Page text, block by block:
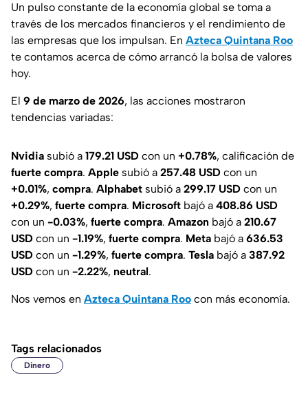
Un pulso constante de la economía global se toma a
través de los mercados financieros y el rendimiento de
las empresas que los impulsan. En Azteca Quintana Roo
te contamos acerca de cómo arrancó la bolsa de valores
hoy.
El 9 de marzo de 2026, las acciones mostraron
tendencias variadas:
Nvidia subió a 179.21 USD con un +0.78%, calificación de
fuerte compra. Apple subió a 257.48 USD con un
+0.01%, compra. Alphabet subió a 299.17 USD con un
+0.29%, fuerte compra. Microsoft bajó a 408.86 USD
con un -0.03%, fuerte compra. Amazon bajó a 210.67
USD con un -1.19%, fuerte compra. Meta bajó a 636.53
USD con un -1.29%, fuerte compra. Tesla bajó a 387.92
USD con un -2.22%, neutral.
Nos vemos en Azteca Quintana Roo con más economía.
Tags relacionados
Dinero